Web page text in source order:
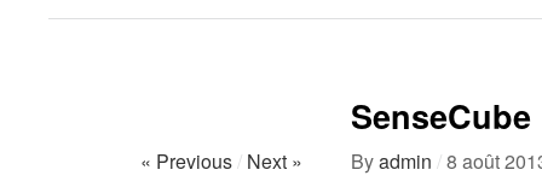
SenseCube
« Previous/ Next » Byadmin /8 août